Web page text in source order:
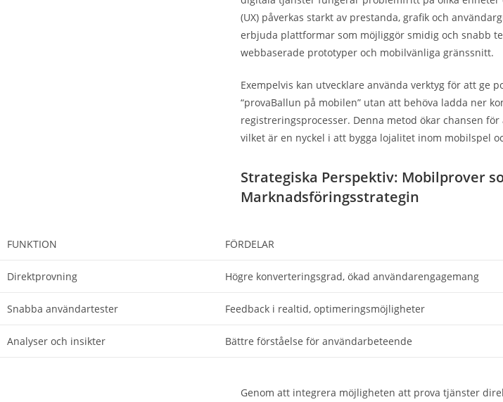
(UX) påverkas starkt av prestanda, grafik och
erbjuda plattformar som möjliggör smidig och snabb
webbaserade prototyper och mobilvänliga gränssnitt.
Exempelvis kan utvecklare använda verktyg för att ge
“provaBallun på mobilen” utan att behöva ladda ner
registreringsprocesser. Denna metod ökar chansen
vilket är en nyckel i att bygga lojalitet inom mobilspel
Strategiska Perspektiv: Mobilprover
Marknadsföringsstrategin
FUNKTION FÖRDELAR
Direktprovning Högre konverteringsgrad, ökad användarengagemang
Snabba användartester Feedback i realtid, optimeringsmöjligheter
Analyser och insikter Bättre förståelse för användarbeteende
Genom att integrera möjligheten att prova tjänster